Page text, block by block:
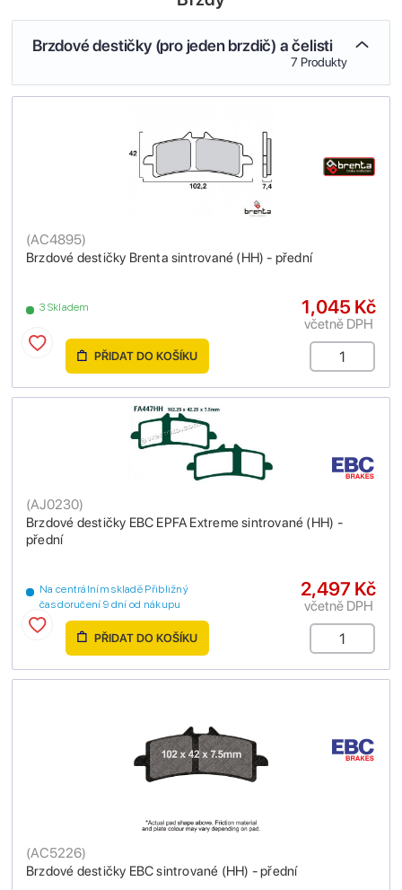
Brzdové destičky (pro jeden brzdič) a čelisti
7 Produkty
Brzdové destičky Brenta sintrované (HH) - přední
(AC4895)
3 Skladem 1,045 Kč
včetně DPH
PŘIDAT DO KOŠÍKU
Brzdové destičky EBC EPFA Extreme sintrované (HH) -
přední
(AJ0230)
Na centrálním skladě Přibližný
čas doručení 9 dní od nákupu
2,497 Kč
včetně DPH
PŘIDAT DO KOŠÍKU
Brzdové destičky EBC sintrované (HH) - přední
(AC5226)